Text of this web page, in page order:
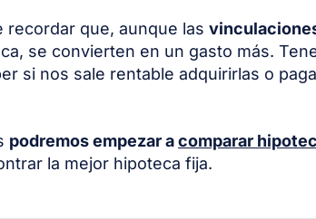
recordar que, aunque las
se convierten en un gasto más.
si nos sale rentable adquirirlas o
podremos empezar acomparar
la mejor hipoteca fija.